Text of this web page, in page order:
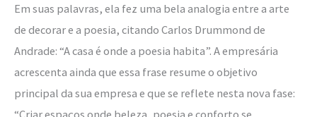
Em suas palavras, ela fez uma bela analogia entre a arte
de decorar e a poesia, citando Carlos Drummond de
Andrade: “A casa é onde a poesia habita”. A empresária
acrescenta ainda que essa frase resume o objetivo
principal da sua empresa e que se reflete nesta nova fase:
“Criar espaços onde beleza, poesia e conforto se